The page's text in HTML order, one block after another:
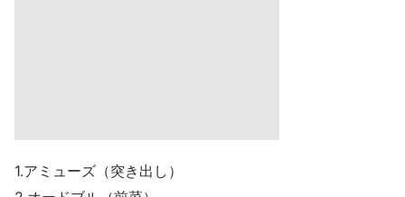
1.アミューズ（突き出し）